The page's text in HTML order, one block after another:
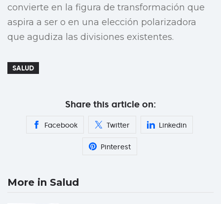
convierte en la figura de transformación que
aspira a ser o en una elección polarizadora
que agudiza las divisiones existentes.
SALUD
Share this article on:
Facebook Twitter Linkedin
Pinterest
More in Salud